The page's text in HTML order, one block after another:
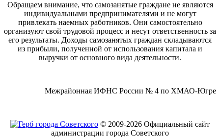
Обращаем внимание, что самозанятые граждане не являются
индивидуальными предпринимателями и не могут
привлекать наемных работников. Они самостоятельно
организуют свой трудовой процесс и несут ответственность за
его результаты. Доходы самозанятых граждан складываются
из прибыли, полученной от использования капитала и
выручки от основного вида деятельности.
Межрайонная ИФНС России № 4 по ХМАО-Югре
© 2009-2026 Официальный сайт
администрации города Советского